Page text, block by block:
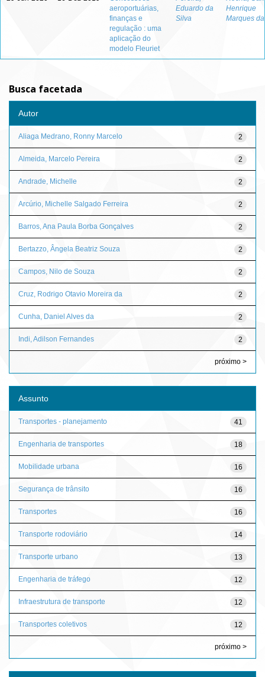
aeroportuárias,
finanças e
regulação : uma
aplicação do
modelo Fleuriet
Eduardo da
Silva
Henrique
Marques da
Busca facetada
Autor
2
Aliaga Medrano, Ronny Marcelo
2
Almeida, Marcelo Pereira
2
Andrade, Michelle
2
Arcúrio, Michelle Salgado Ferreira
2
Barros, Ana Paula Borba Gonçalves
2
Bertazzo, Ângela Beatriz Souza
2
Campos, Nilo de Souza
2
Cruz, Rodrigo Otavio Moreira da
2
Cunha, Daniel Alves da
2
Indi, Adilson Fernandes
próximo >
Assunto
41
Transportes - planejamento
18
Engenharia de transportes
16
Mobilidade urbana
16
Segurança de trânsito
16
Transportes
14
Transporte rodoviário
13
Transporte urbano
12
Engenharia de tráfego
12
Infraestrutura de transporte
12
Transportes coletivos
próximo >